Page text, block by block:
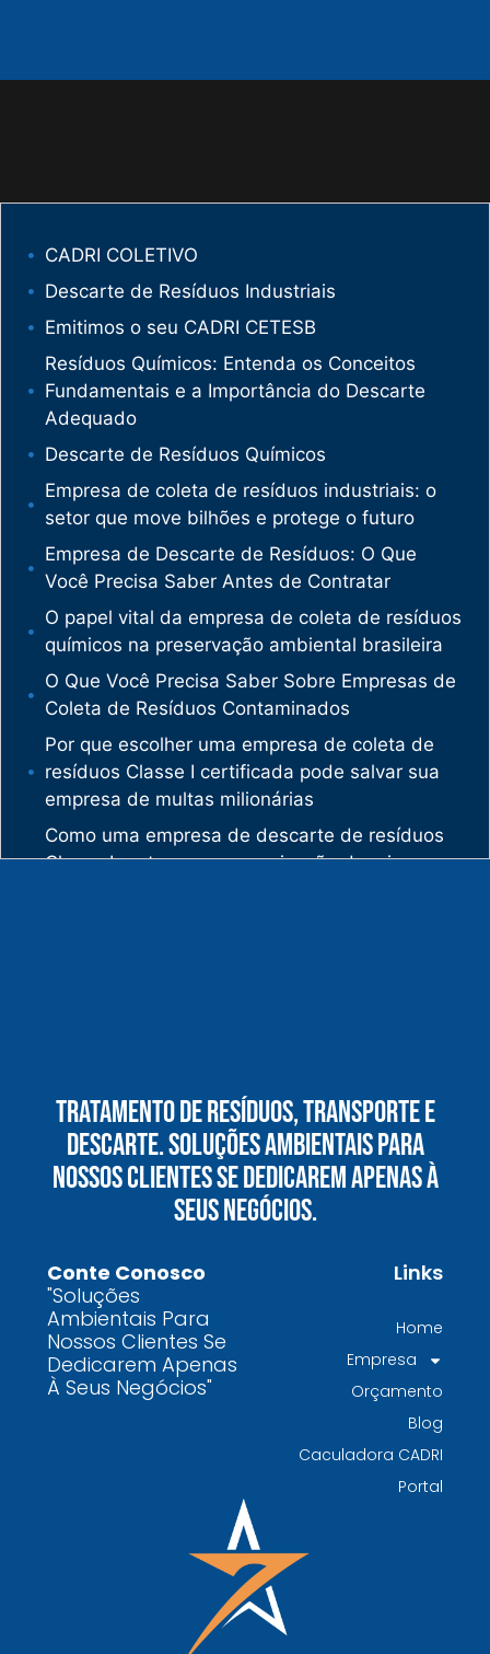
CADRI COLETIVO
Descarte de Resíduos Industriais
Emitimos o seu CADRI CETESB
Resíduos Químicos: Entenda os Conceitos
Fundamentais e a Importância do Descarte
Adequado
Descarte de Resíduos Químicos
Empresa de coleta de resíduos industriais: o
setor que move bilhões e protege o futuro
Empresa de Descarte de Resíduos: O Que
Você Precisa Saber Antes de Contratar
O papel vital da empresa de coleta de resíduos
químicos na preservação ambiental brasileira
O Que Você Precisa Saber Sobre Empresas de
Coleta de Resíduos Contaminados
Por que escolher uma empresa de coleta de
resíduos Classe I certificada pode salvar sua
empresa de multas milionárias
Como uma empresa de descarte de resíduos
Classe I protege sua organização de crimes
vê oportunidades bilionárias esperando para
serem exploradas.
O que uma empresa de gestão de resíduos
químicos precisa fazer para garantir segurança
e conformidade legal no Brasil
contaminados protege o meio ambiente e
garante conformidade legal no Brasil
Por que contratar uma empresa de gestão de
resíduos classe I é fundamental para sua
indústria
gerenciamento de resíduos especializada é
TODAS AS
POSTAGENS
Tratamento De Resíduos, Transporte E
Descarte. Soluções Ambientais Para
Nossos Clientes Se Dedicarem Apenas À
Seus Negócios.
Conte Conosco
"Soluções
Ambientais Para
Nossos Clientes Se
Dedicarem Apenas
À Seus Negócios"
Links
Home
Empresa
Orçamento
Blog
Caculadora CADRI
Portal